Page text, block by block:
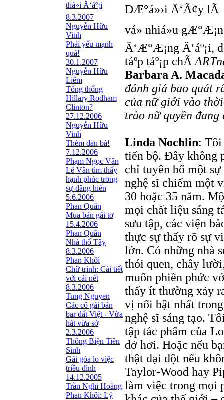
thá»i Ä‘áº¡i
8.3.2007
Nguyễn Hữu
Vinh
Phái yếu mạnh
quá!
30.1.2007
Nguyễn Hữu
Liêm
Tổng thống
Hillary Rodham
Clinton?
27.12.2006
Nguyễn Hữu
Vinh
Thèm đàn bà!
7.12.2006
Phạm Ngọc Vân
Lê Vân tìm thấy
hạnh phúc trong
sự dâng hiến
5.6.2006
Phan Quân
Mua bán gái tơ
15.4.2006
Phan Quân
Nhà thổ Tây
8.3.2006
Phan Khôi
Chữ trinh: Cái tiết
với cái nết
8.3.2006
Tung Nguyen
Các cô gái bán
bar đất Việt - Vừa
hát vừa sờ
2.3.2006
Thông Biện Tiên
Sinh
Gái góa lo việc
triều đình
14.12.2005
Trần Nghi Hoàng
Phan Khôi: Lý
DÆ°á»›i Ä‘Ã¢y lÃ
vá» nhiá»u
Ä‘Æ°Æ¡ng Ä‘áº¡i,
táº­p táº¡p chÃ­
Barbara A.
đánh giá bao quát
của nữ giới vào
trào nữ quyền
Linda Nochlin: Tôi
tiến bộ. Đây không
chỉ tuyên bố một
nghệ sĩ chiếm một
30 hoặc 35 năm.
mọi chất liệu sáng
sưu tập, các viện
thực sự thấy rõ sự
lớn. Có những nhà
thói quen, chây
muốn phiền phức
thấy ít thường xảy
vị nổi bật nhất
nghệ sĩ sáng tạo.
tập tác phẩm của
dở hơi. Hoặc nếu
thật dại dột nếu
Taylor-Wood hay
làm việc trong mọi